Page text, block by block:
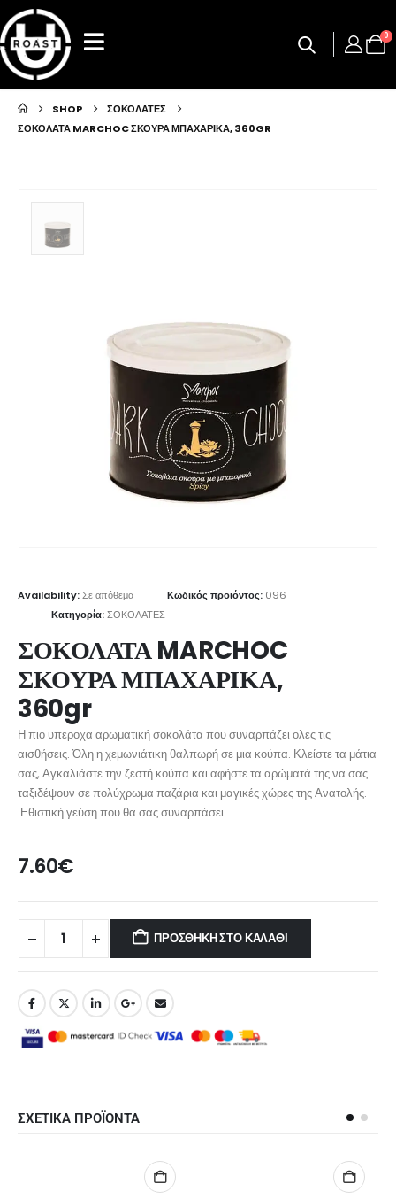
0
SHOP
ΣΟΚΟΛΑΤΕΣ
ΣΟΚΟΛΑΤΑ MARCHOC ΣΚΟΥΡΑ ΜΠΑΧΑΡΙΚΑ, 360GR
Availability:Σε απόθεμα Κωδικός προϊόντος: 096
Κατηγορία:ΣΟΚΟΛΑΤΕΣ
ΣΟΚΟΛΑΤΑ MARCHOC
ΣΚΟΥΡΑ ΜΠΑΧΑΡΙΚΑ,
360gr
Η πιο υπεροχα αρωματική σοκολάτα που συναρπάζει ολες τις
αισθήσεις. Όλη η χεμωνιάτικη θαλπωρή σε μια κούπα. Κλείστε τα μάτια
σας, Αγκαλιάστε την ζεστή κούπα και αφήστε τα αρώματά της να σας
ταξιδέψουν σε πολύχρωμα παζάρια και μαγικές χώρες της Ανατολής.
Εθιστική γεύση που θα σας συναρπάσει
7.60€
ΠΡΟΣΘΉΚΗ ΣΤΟ ΚΑΛΆΘΙ
ΣΧΕΤΙΚΑ ΠΡΟΪΟΝΤΑ